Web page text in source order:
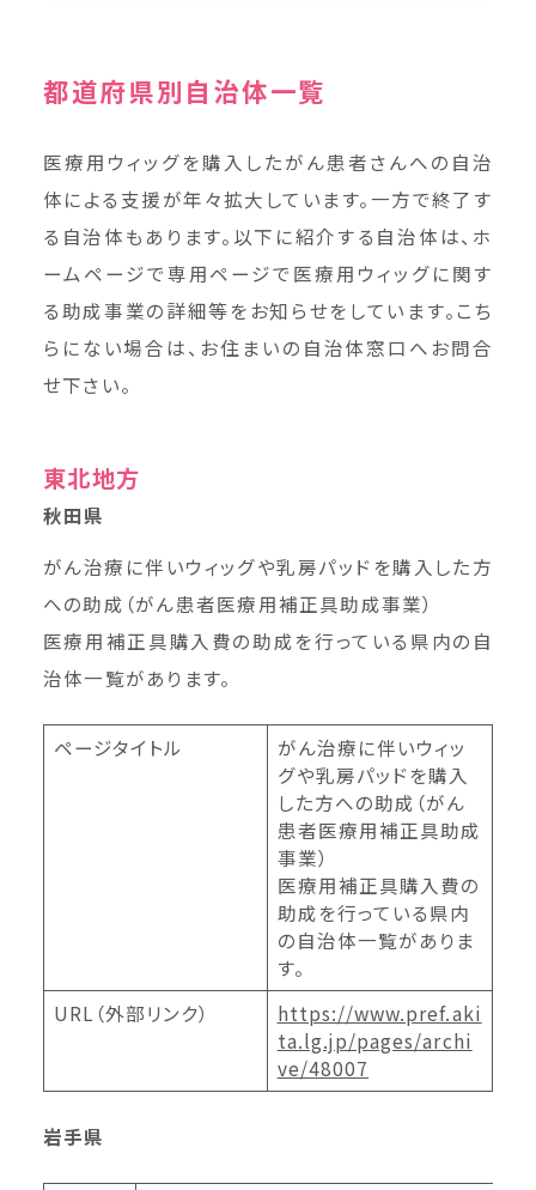
都道府県別自治体一覧
医療用ウィッグを購入したがん患者さんへの自治
体による支援が年々拡大しています。一方で終了す
る自治体もあります。以下に紹介する自治体は、ホ
ームページで専用ページで医療用ウィッグに関す
る助成事業の詳細等をお知らせをしています。こち
らにない場合は、お住まいの自治体窓口へお問合
せ下さい。
東北地方
秋田県
がん治療に伴いウィッグや乳房パッドを購入した方
への助成（がん患者医療用補正具助成事業）
医療用補正具購入費の助成を行っている県内の自
治体一覧があります。
ページタイトル
がん治療に伴いウィッ
グや乳房パッドを購入
した方への助成（がん
患者医療用補正具助成
事業）
医療用補正具購入費の
助成を行っている県内
の自治体一覧がありま
す。
URL（外部リンク）
https://www.pref.aki
ta.lg.jp/pages/archi
ve/48007
岩手県